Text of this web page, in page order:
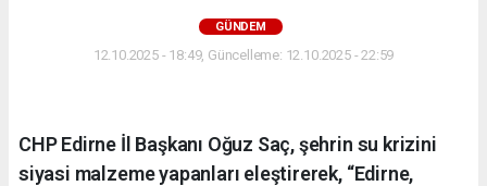
GÜNDEM
12.10.2025 - 18:49, Güncelleme: 12.10.2025 - 22:59
CHP Edirne İl Başkanı Oğuz Saç, şehrin su krizini
siyasi malzeme yapanları eleştirerek, “Edirne,